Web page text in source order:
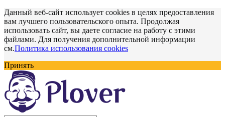
Данный веб-сайт использует cookies в целях предоставления
вам лучшего пользовательского опыта. Продолжая
использовать сайт, вы даете согласие на работу с этими
файлами. Для получения дополнительной информации
см.Политика использования cookies
Принять